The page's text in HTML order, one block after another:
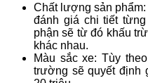
Chất lượng sản
đánh giá chi tiết
phận sẽ từ đó khấu
khác nhau.
Màu sắc xe: Tùy
trường sẽ quyết định